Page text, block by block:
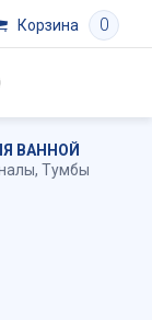
Корзина 0
ВАННОЙ
, Тумбы